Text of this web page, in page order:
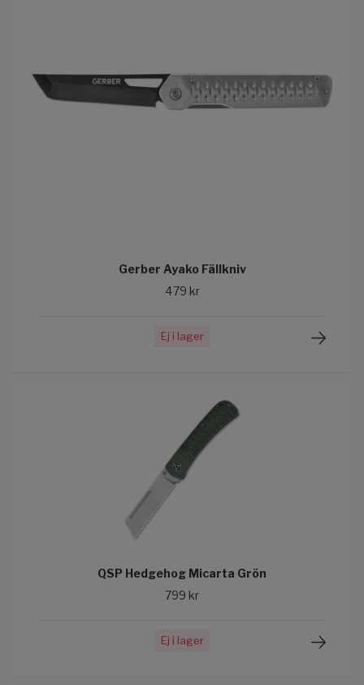
Gerber Ayako Fällkniv
479 kr
Ej i lager
QSP Hedgehog Micarta Grön
799 kr
Ej i lager